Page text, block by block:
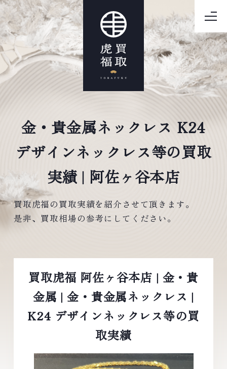
金・貴金属ネックレス K24
デザインネックレス等の買取
実績 | 阿佐ヶ谷本店
買取虎福の買取実績を紹介させて頂きます。
是非、買取相場の参考にしてください。
買取虎福 阿佐ヶ谷本店 | 金・貴
金属 | 金・貴金属ネックレス |
K24 デザインネックレス等の買
取実績